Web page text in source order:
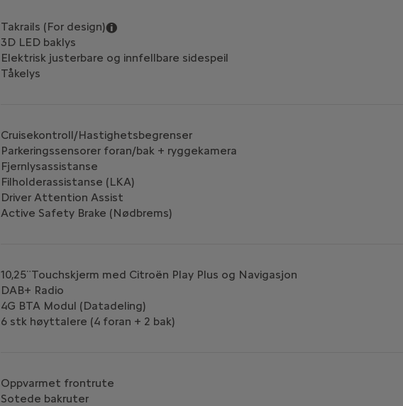
Takrails (For design)
3D LED baklys
Elektrisk justerbare og innfellbare sidespeil
Tåkelys
Cruisekontroll/Hastighetsbegrenser
Parkeringssensorer foran/bak + ryggekamera
Fjernlysassistanse
Filholderassistanse (LKA)
Driver Attention Assist
Active Safety Brake (Nødbrems)
10,25¨Touchskjerm med Citroën Play Plus og Navigasjon
DAB+ Radio
4G BTA Modul (Datadeling)
6 stk høyttalere (4 foran + 2 bak)
Oppvarmet frontrute
Sotede bakruter